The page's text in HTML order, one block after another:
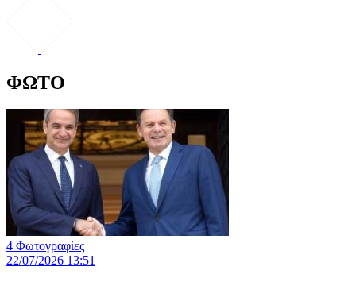
ΦΩΤΟ
4 Φωτογραφίες
22/07/2026 13:51